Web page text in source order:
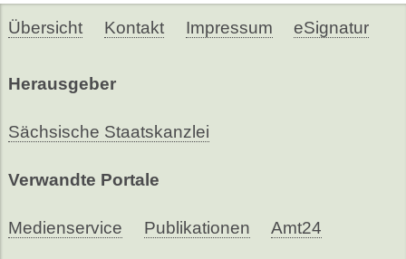
Übersicht Kontakt Impressum eSignatur
Herausgeber
Sächsische Staatskanzlei
Verwandte Portale
Medienservice Publikationen Amt24